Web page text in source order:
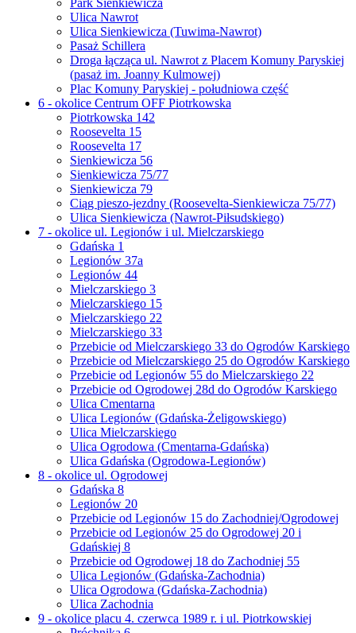
Ulica Nawrot
Ulica Sienkiewicza (Tuwima-Nawrot)
Pasaż Schillera
Droga łącząca ul. Nawrot z Placem Komuny Paryskiej
(pasaż im. Joanny Kulmowej)
Plac Komuny Paryskiej - południowa część
6 - okolice Centrum OFF Piotrkowska
Piotrkowska 142
Roosevelta 15
Roosevelta 17
Sienkiewicza 56
Sienkiewicza 75/77
Sienkiewicza 79
Ciąg pieszo-jezdny (Roosevelta-Sienkiewicza 75/77)
Ulica Sienkiewicza (Nawrot-Piłsudskiego)
7 - okolice ul. Legionów i ul. Mielczarskiego
Gdańska 1
Legionów 37a
Legionów 44
Mielczarskiego 3
Mielczarskiego 15
Mielczarskiego 22
Mielczarskiego 33
Przebicie od Mielczarskiego 33 do Ogrodów Karskiego
Przebicie od Mielczarskiego 25 do Ogrodów Karskiego
Przebicie od Legionów 55 do Mielczarskiego 22
Przebicie od Ogrodowej 28d do Ogrodów Karskiego
Ulica Cmentarna
Ulica Legionów (Gdańska-Żeligowskiego)
Ulica Mielczarskiego
Ulica Ogrodowa (Cmentarna-Gdańska)
Ulica Gdańska (Ogrodowa-Legionów)
8 - okolice ul. Ogrodowej
Gdańska 8
Legionów 20
Przebicie od Legionów 15 do Zachodniej/Ogrodowej
Przebicie od Legionów 25 do Ogrodowej 20 i
Gdańskiej 8
Przebicie od Ogrodowej 18 do Zachodniej 55
Ulica Legionów (Gdańska-Zachodnia)
Ulica Ogrodowa (Gdańska-Zachodnia)
Ulica Zachodnia
9 - okolice placu 4. czerwca 1989 r. i ul. Piotrkowskiej